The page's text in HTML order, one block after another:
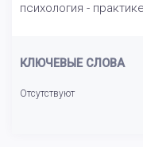
психология -
КЛЮЧЕВЫЕ СЛОВА
Отсутствуют